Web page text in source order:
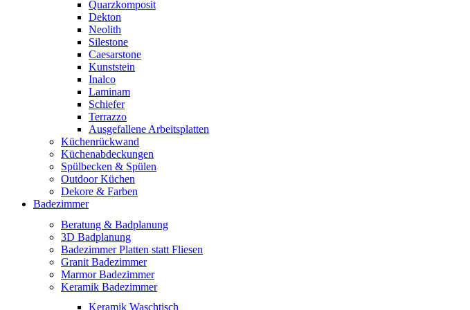
Quarzkomposit
Dekton
Neolith
Silestone
Caesarstone
Kunststein
Inalco
Laminam
Schiefer
Terrazzo
Ausgefallene Arbeitsplatten
Küchenrückwand
Küchenabdeckungen
Spülbecken & Spülen
Outdoor Küchen
Dekore & Farben
Badezimmer
Beratung & Badplanung
3D Badplanung
Badezimmer Platten statt Fliesen
Granit Badezimmer
Marmor Badezimmer
Keramik Badezimmer
Keramik Waschtisch